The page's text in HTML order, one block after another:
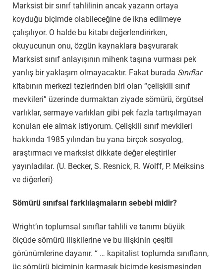
Marksist bir sınıf tahlilinin ancak yazarın ortaya
koyduğu biçimde olabileceğine de ikna edilmeye
çalışılıyor. O halde bu kitabı değerlendirirken,
okuyucunun onu, özgün kaynaklara başvurarak
Marksist sınıf anlayışının mihenk taşına vurması pek
yanlış bir yaklaşım olmayacaktır. Fakat burada Sınıflar
kitabının merkezi tezlerinden biri olan “çelişkili sınıf
mevkileri” üzerinde durmaktan ziyade sömürü, örgütsel
varlıklar, sermaye varlıkları gibi pek fazla tartışılmayan
konuları ele almak istiyorum. Çelişkili sınıf mevkileri
hakkında 1985 yılından bu yana birçok sosyolog,
araştırmacı ve marksist dikkate değer eleştiriler
yayınladılar. (U. Becker, S. Resnick, R. Wolff, P. Meiksins
ve diğerleri)
Sömürü sınıfsal farklılaşmaların sebebi midir?
Wright’ın toplumsal sınıflar tahlili ve tanımı büyük
ölçüde sömürü ilişkilerine ve bu ilişkinin çeşitli
görünümlerine dayanır. “ … kapitalist toplumda sınıfların,
üç sömürü biçiminin karmaşık biçimde kesişmesinden